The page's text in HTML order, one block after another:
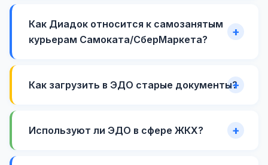
Как Диадок относится к самозанятым
курьерам Самоката/СберМаркета?
Как загрузить в ЭДО старые документы?
Используют ли ЭДО в сфере ЖКХ?